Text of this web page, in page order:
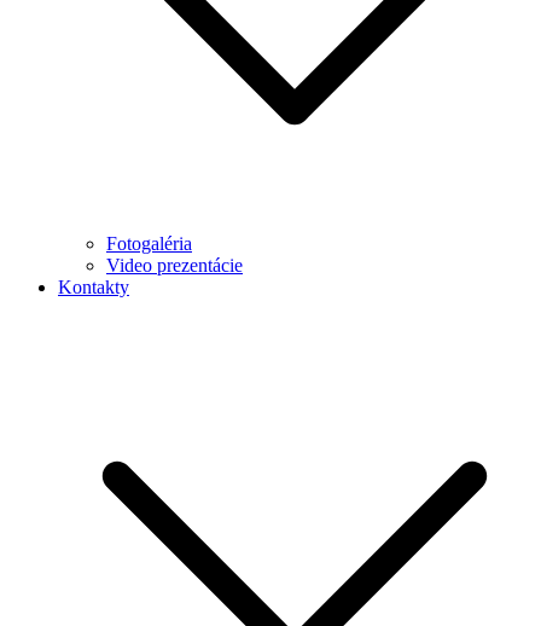
Fotogaléria
Video prezentácie
Kontakty